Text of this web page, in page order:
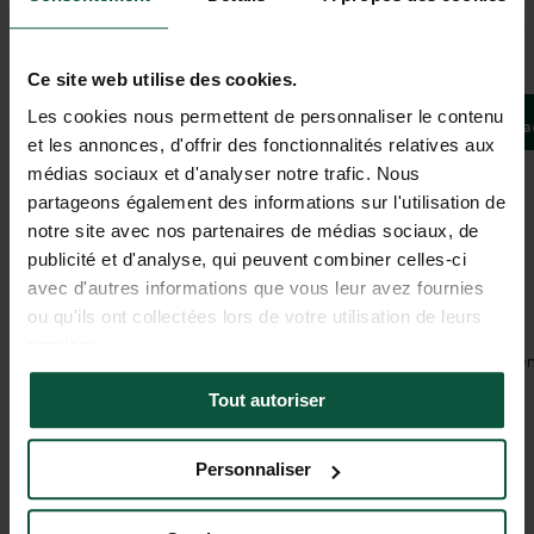
Ce site web utilise des cookies.
Les cookies nous permettent de personnaliser le contenu
et les annonces, d'offrir des fonctionnalités relatives aux
médias sociaux et d'analyser notre trafic. Nous
partageons également des informations sur l'utilisation de
notre site avec nos partenaires de médias sociaux, de
publicité et d'analyse, qui peuvent combiner celles-ci
avec d'autres informations que vous leur avez fournies
ou qu'ils ont collectées lors de votre utilisation de leurs
Tout autoriser
Personnaliser
La cachette du Bara Bahaut
LE BUGUE, Nouvelle-Aquitaine, Frankreich
4
(1 Bewertungen )
Aussicht
Die Magie einer atemberaubenden Landschaft
In der Nähe von Aktivitäten, unberührten oder historischen
Ausloggen
Kein Netz hier – nur eine Verbindung zur Natur